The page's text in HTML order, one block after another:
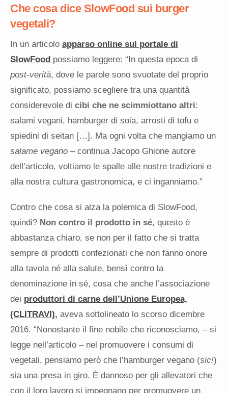
Che cosa dice SlowFood sui burger
vegetali?
In un articolo apparso online sul portale di
SlowFood possiamo leggere: “In questa epoca di
post-verità, dove le parole sono svuotate del proprio
significato, possiamo scegliere tra una quantità
considerevole di cibi che ne scimmiottano altri:
salami vegani, hamburger di soia, arrosti di tofu e
spiedini di seitan […]. Ma ogni volta che mangiamo un
salame vegano – continua Jacopo Ghione autore
dell’articolo, voltiamo le spalle alle nostre tradizioni e
alla nostra cultura gastronomica, e ci inganniamo.”
Contro che cosa si alza la polemica di SlowFood,
quindi? Non contro il prodotto in sé, questo è
abbastanza chiaro, se non per il fatto che si tratta
sempre di prodotti confezionati che non fanno onore
alla tavola né alla salute, bensì contro la
denominazione in sé, cosa che anche l’associazione
dei produttori di carne dell’Unione Europea,
(CLITRAVI), aveva sottolineato lo scorso dicembre
2016. “Nonostante il fine nobile che riconosciamo, – si
legge nell’articolo – nel promuovere i consumi di
vegetali, pensiamo però che l’hamburger vegano (sic!)
sia una presa in giro. È dannoso per gli allevatori che
con il loro lavoro si impegnano per promuovere un